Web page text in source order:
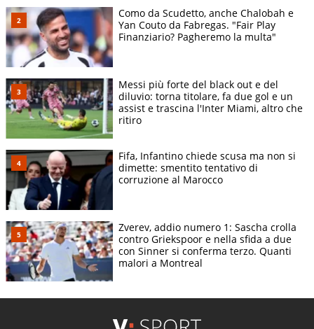
Como da Scudetto, anche Chalobah e
Yan Couto da Fabregas. "Fair Play
Finanziario? Pagheremo la multa"
Messi più forte del black out e del
diluvio: torna titolare, fa due gol e un
assist e trascina l'Inter Miami, altro che
ritiro
Fifa, Infantino chiede scusa ma non si
dimette: smentito tentativo di
corruzione al Marocco
Zverev, addio numero 1: Sascha crolla
contro Griekspoor e nella sfida a due
con Sinner si conferma terzo. Quanti
malori a Montreal